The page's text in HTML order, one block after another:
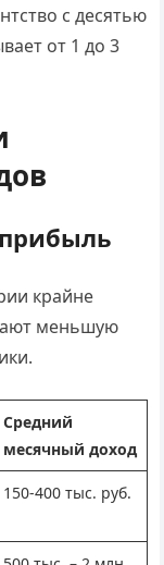
с десятью
от 1 до 3
крайне
меньшую
Средний
месячный доход
150-400 тыс. руб.